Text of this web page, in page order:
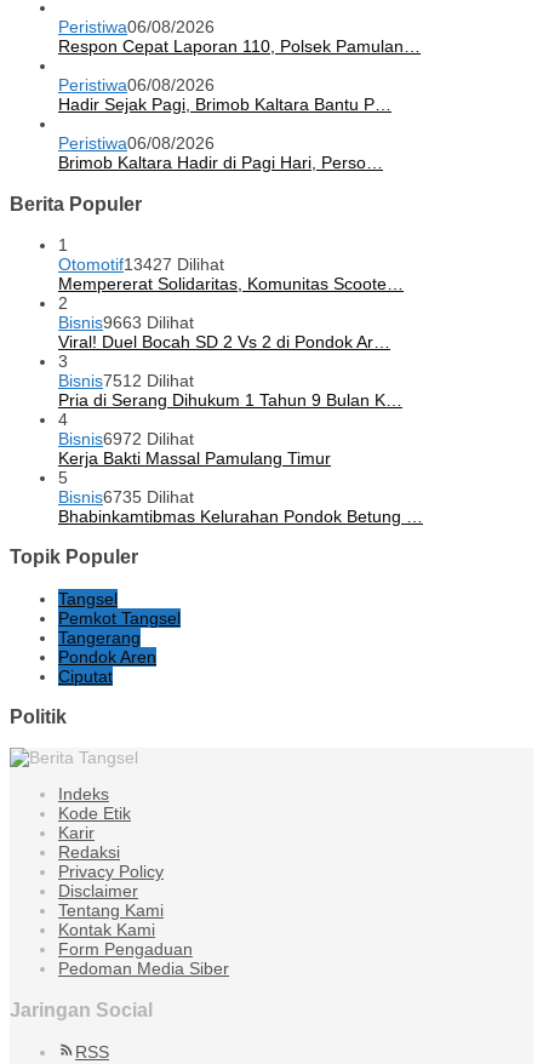
Peristiwa06/08/2026
Respon Cepat Laporan 110, Polsek Pamulan…
Peristiwa06/08/2026
Hadir Sejak Pagi, Brimob Kaltara Bantu P…
Peristiwa06/08/2026
Brimob Kaltara Hadir di Pagi Hari, Perso…
Berita Populer
1
Otomotif13427 Dilihat
Mempererat Solidaritas, Komunitas Scoote…
2
Bisnis9663 Dilihat
Viral! Duel Bocah SD 2 Vs 2 di Pondok Ar…
3
Bisnis7512 Dilihat
Pria di Serang Dihukum 1 Tahun 9 Bulan K…
4
Bisnis6972 Dilihat
Kerja Bakti Massal Pamulang Timur
5
Bisnis6735 Dilihat
Bhabinkamtibmas Kelurahan Pondok Betung …
Topik Populer
Tangsel
Pemkot Tangsel
Tangerang
Pondok Aren
Ciputat
Politik
Indeks
Kode Etik
Karir
Redaksi
Privacy Policy
Disclaimer
Tentang Kami
Kontak Kami
Form Pengaduan
Pedoman Media Siber
Jaringan Social
RSS